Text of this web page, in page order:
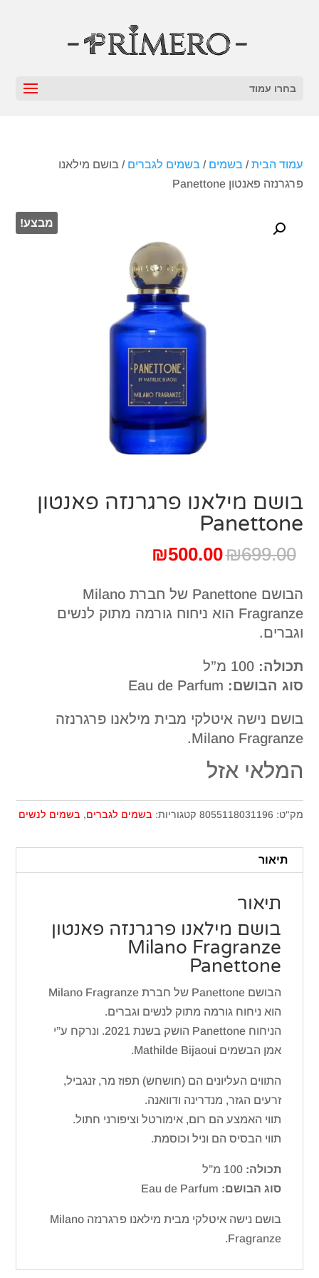
בחרו עמוד
עמוד הבית/בשמים /בשמים לגברים / בושם מילאנו
פרגרנזה פאנטון Panettone
מבצע!
בושם מילאנו פרגרנזה פאנטון
Panettone
₪699.00
המחיר
היה:
₪699.00.
₪500.00
הוא:
₪500.00.
הבושם Panettone של חברת Milano
Fragranze הוא ניחוח גורמה מתוק לנשים
וגברים.
תכולה: 100 מ”ל
סוג הבושם:
בושם נישה איטלקי מבית מילאנו פרגרנזה
Milano Fragranze.
המלאי אזל
מק"ט: 8055118031196 קטגוריות: בשמים לגברים, בשמים לנשים
תיאור
תיאור
בושם מילאנו פרגרנזה פאנטון
Milano Fragranze
Panettone
הבושם Panettone של חברת Milano Fragranze
הוא ניחוח גורמה מתוק לנשים וגברים.
הניחוח Panettone הושק בשנת 2021. ונרקח ע”י
אמן הבשמים Mathilde Bijaoui.
התווים העליונים הם (חושחש) תפוז מר, זנגביל,
זרעים הגזר, מנדרינה ודוואנה.
תווי האמצע הם רום, אימורטל וציפורני חתול.
תווי הבסיס הם וניל וכוסמת.
תכולה: 100 מ”ל
סוג הבושם:
בושם נישה איטלקי מבית מילאנו פרגרנזה Milano
Fragranze.